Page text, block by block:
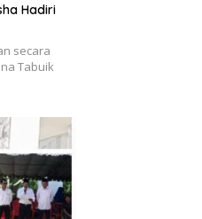
Hadiri
secara
Tabuik